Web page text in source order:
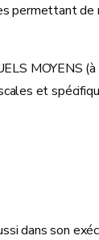
permettant
MOYENS
et
dans son